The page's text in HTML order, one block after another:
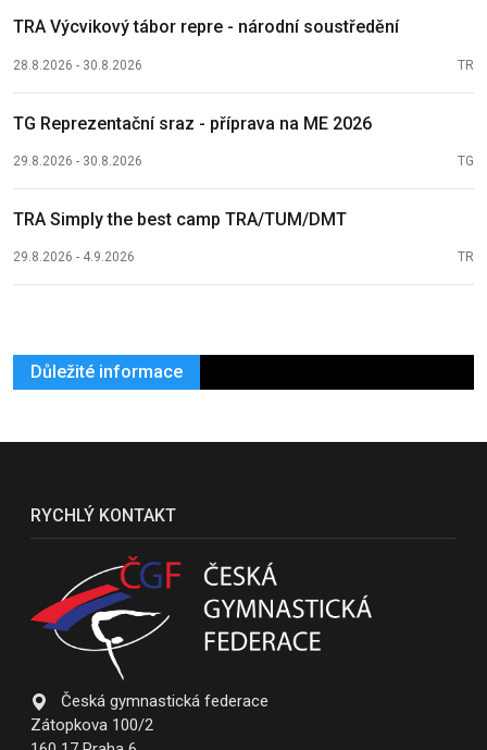
TRA Výcvikový tábor repre - národní soustředění
28.8.2026 - 30.8.2026 TR
TG Reprezentační sraz - příprava na ME 2026
29.8.2026 - 30.8.2026 TG
TRA Simply the best camp TRA/TUM/DMT
29.8.2026 - 4.9.2026 TR
Důležité informace
RYCHLÝ KONTAKT
Česká gymnastická federace
Zátopkova 100/2